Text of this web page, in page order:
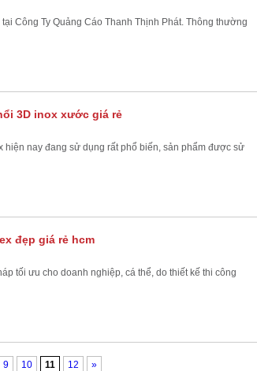
Công Ty Quảng Cáo Thanh Thịnh Phát. Thông thường
3D inox xước giá rẻ
hiện nay đang sử dụng rất phổ biến, sản phẩm được sử
đẹp giá rẻ hcm
tối ưu cho doanh nghiệp, cá thể, do thiết kế thi công
9 10 11 12 »